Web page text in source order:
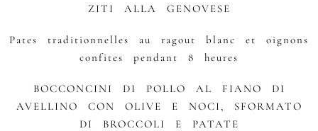
ZITI ALLA GENOVESE
Pates traditionnelles au ragout blanc et oignons
confites pendant 8 heures
BOCCONCINI DI POLLO AL FIANO DI
AVELLINO CON OLIVE E NOCI, SFORMATO
DI BROCCOLI E PATATE